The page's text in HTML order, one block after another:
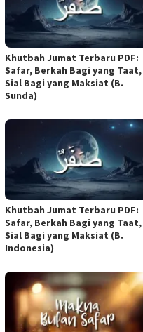
Khutbah Jumat Terbaru PDF:
Safar, Berkah Bagi yang Taat,
Sial Bagi yang Maksiat (B.
Sunda)
Khutbah Jumat Terbaru PDF:
Safar, Berkah Bagi yang Taat,
Sial Bagi yang Maksiat (B.
Indonesia)